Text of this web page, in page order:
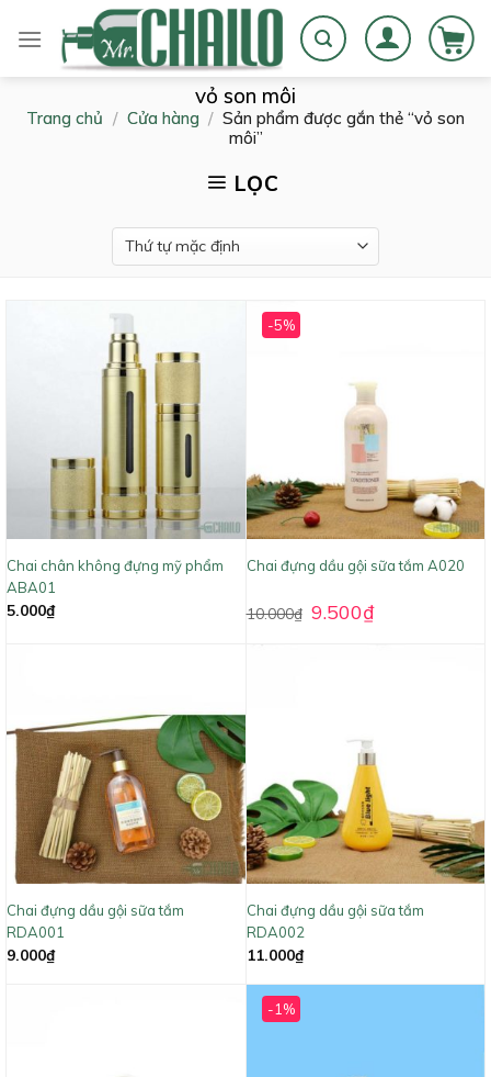
vỏ son môi
Trang chủ / Cửa hàng / Sản phẩm được gắn thẻ “vỏ son
môi”
LỌC
Chai chân không đựng mỹ phẩm
ABA01
5.000₫
-5%
Chai đựng dầu gội sữa tắm A020
10.000₫ 9.500₫
Chai đựng dầu gội sữa tắm
RDA001
9.000₫
Chai đựng dầu gội sữa tắm
RDA002
11.000₫
-1%